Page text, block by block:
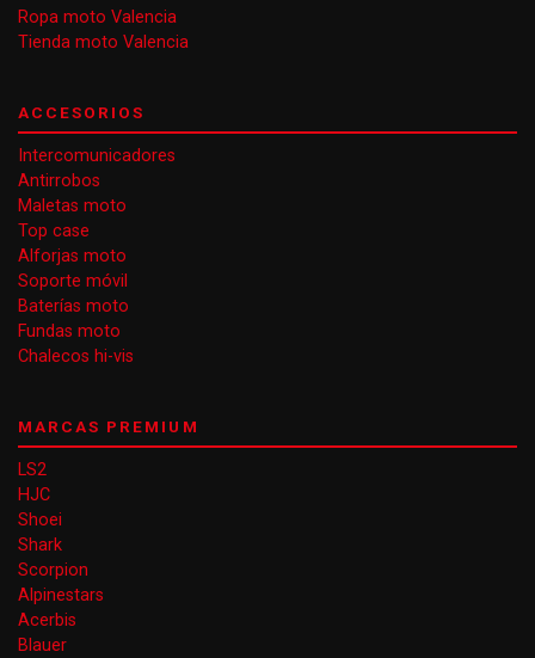
Ropa moto Valencia
Tienda moto Valencia
ACCESORIOS
Intercomunicadores
Antirrobos
Maletas moto
Top case
Alforjas moto
Soporte móvil
Baterías moto
Fundas moto
Chalecos hi-vis
MARCAS PREMIUM
LS2
HJC
Shoei
Shark
Scorpion
Alpinestars
Acerbis
Blauer